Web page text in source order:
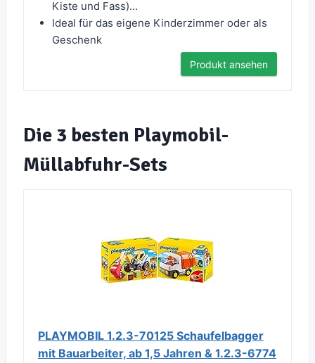
Kiste und Fass)...
Ideal für das eigene Kinderzimmer oder als
Geschenk
Produkt ansehen
Die 3 besten Playmobil-
Müllabfuhr-Sets
PLAYMOBIL 1.2.3-70125 Schaufelbagger
mit Bauarbeiter, ab 1,5 Jahren & 1.2.3-6774